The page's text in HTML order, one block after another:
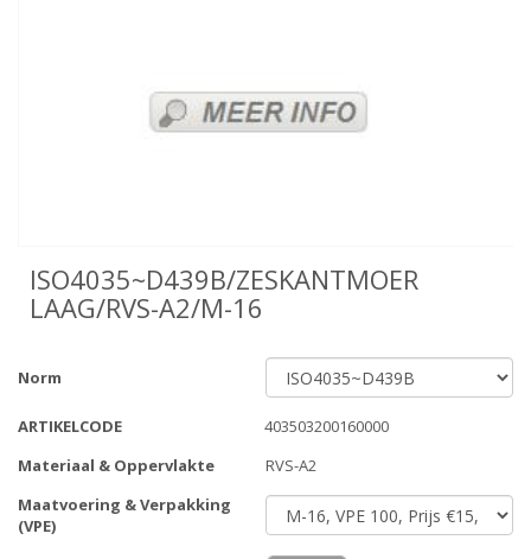
ISO4035~D439B/ZESKANTMOER
LAAG/RVS-A2/M-16
Norm
ARTIKELCODE
403503200160000
Materiaal & Oppervlakte
RVS-A2
Maatvoering & Verpakking
(VPE)